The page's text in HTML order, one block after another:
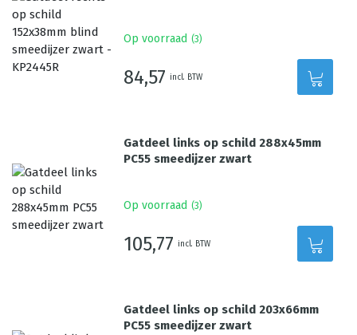
Op voorraad (3)
84,57 incl. BTW
Gatdeel links op schild 288x45mm
PC55 smeedijzer zwart
Op voorraad (3)
105,77 incl. BTW
Gatdeel links op schild 203x66mm
PC55 smeedijzer zwart